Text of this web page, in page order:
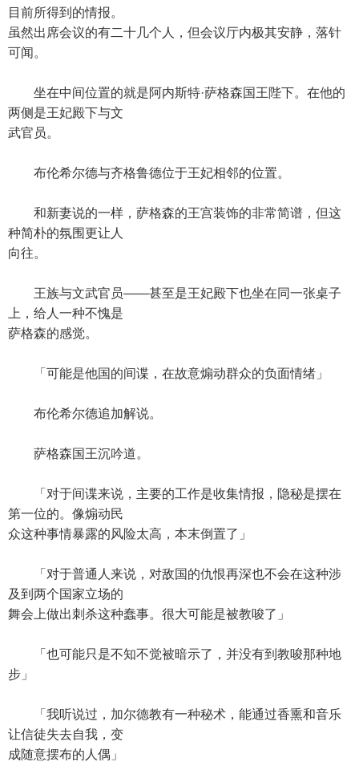
目前所得到的情报。
虽然出席会议的有二十几个人，但会议厅内极其安静，落针
可闻。
坐在中间位置的就是阿内斯特·萨格森国王陛下。在他的
两侧是王妃殿下与文
武官员。
布伦希尔德与齐格鲁德位于王妃相邻的位置。
和新妻说的一样，萨格森的王宫装饰的非常简谱，但这
种简朴的氛围更让人
向往。
王族与文武官员——甚至是王妃殿下也坐在同一张桌子
上，给人一种不愧是
萨格森的感觉。
「可能是他国的间谍，在故意煽动群众的负面情绪」
布伦希尔德追加解说。
萨格森国王沉吟道。
「对于间谍来说，主要的工作是收集情报，隐秘是摆在
第一位的。像煽动民
众这种事情暴露的风险太高，本末倒置了」
「对于普通人来说，对敌国的仇恨再深也不会在这种涉
及到两个国家立场的
舞会上做出刺杀这种蠢事。很大可能是被教唆了」
「也可能只是不知不觉被暗示了，并没有到教唆那种地
步」
「我听说过，加尔德教有一种秘术，能通过香熏和音乐
让信徒失去自我，变
成随意摆布的人偶」